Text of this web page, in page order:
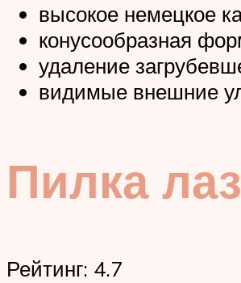
высокое немецкое
конусообразная
удаление
видимые внешние
Пилка
Рейтинг: 4.7